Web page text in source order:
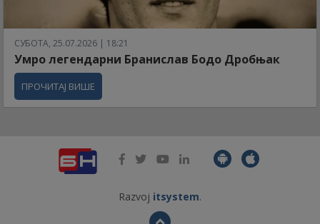
СУБОТА, 25.07.2026 | 18:21
Умро легендарни Бранислав Бодо Дробњак
ПРОЧИТАЈ ВИШЕ
Razvoj itsystem.